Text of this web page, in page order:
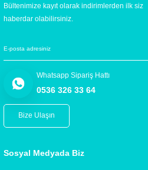
Bültenimize kayıt olarak indirimlerden ilk siz
haberdar olabilirsiniz.
Whatsapp Sipariş Hattı
0536 326 33 64
Bize Ulaşın
Sosyal Medyada Biz